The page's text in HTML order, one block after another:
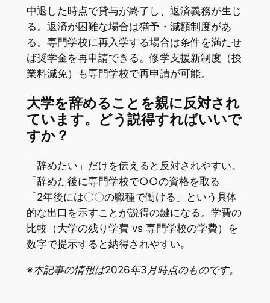
中退した時点で貸与が終了し、返済義務が生じ
る。返済が困難な場合は猶予・減額制度があ
る。専門学校に再入学する場合は条件を満たせ
ば奨学金を再申請できる。修学支援新制度（授
業料減免）も専門学校で再申請が可能。
大学を辞めることを親に反対され
ています。どう説得すればいいで
すか？
「辞めたい」だけを伝えると反対されやすい。
「辞めた後に専門学校で○○の資格を取る」
「2年後には〇〇の職種で働ける」という具体
的な出口を示すことが説得の鍵になる。学費の
比較（大学の残り学費 vs 専門学校の学費）を
数字で提示すると納得されやすい。
※本記事の情報は2026年3月時点のものです。